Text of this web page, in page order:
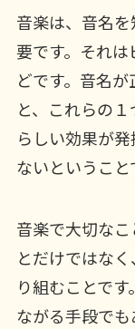
音楽は、音名
要です。それ
どです。音名
と、これらの
らしい効果が
ないということ
音楽で大切な
とだけではな
り組むことで
ながる手段で